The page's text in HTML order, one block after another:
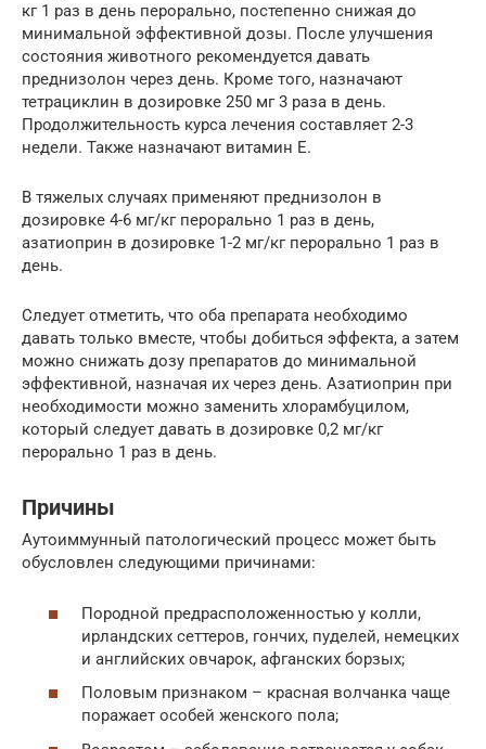
кг 1 раз в день перорально, постепенно снижая до
минимальной эффективной дозы. После улучшения
состояния животного рекомендуется давать
преднизолон через день. Кроме того, назначают
тетрациклин в дозировке 250 мг 3 раза в день.
Продолжительность курса лечения составляет 2-3
недели. Также назначают витамин Е.
В тяжелых случаях применяют преднизолон в
дозировке 4-6 мг/кг перорально 1 раз в день,
азатиоприн в дозировке 1-2 мг/кг перорально 1 раз в
день.
Следует отметить, что оба препарата необходимо
давать только вместе, чтобы добиться эффекта, а затем
можно снижать дозу препаратов до минимальной
эффективной, назначая их через день. Азатиоприн при
необходимости можно заменить хлорамбуцилом,
который следует давать в дозировке 0,2 мг/кг
перорально 1 раз в день.
Причины
Аутоиммунный патологический процесс может быть
обусловлен следующими причинами:
Породной предрасположенностью у колли,
ирландских сеттеров, гончих, пуделей, немецких
и английских овчарок, афганских борзых;
Половым признаком – красная волчанка чаще
поражает особей женского пола;